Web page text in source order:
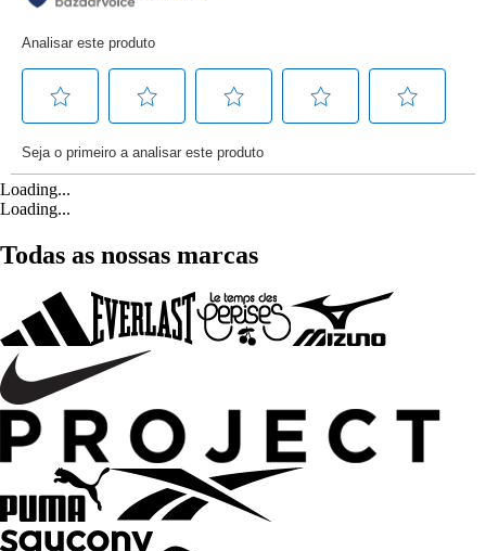
Loading...
Loading...
Todas as nossas marcas